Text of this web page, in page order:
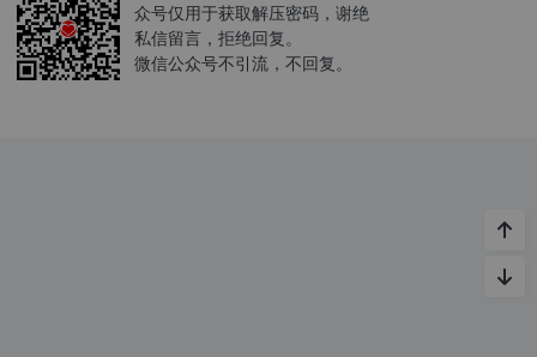
众号仅用于获取解压密码，谢绝
私信留言，拒绝回复。
微信公众号不引流，不回复。